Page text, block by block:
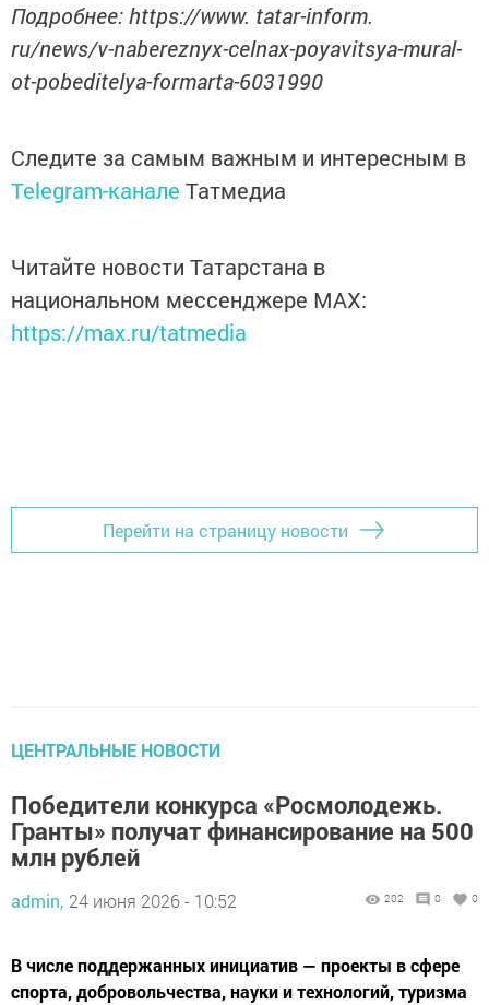
Подробнее: https://www. tatar-inform.
ru/news/v-nabereznyx-celnax-poyavitsya-mural-
ot-pobeditelya-formarta-6031990
Следите за самым важным и интересным в
Telegram-канале Татмедиа
Читайте новости Татарстана в
национальном мессенджере MАХ:
https://max.ru/tatmedia
Перейти на страницу новости
ЦЕНТРАЛЬНЫЕ НОВОСТИ
Победители конкурса «Росмолодежь.
Гранты» получат финансирование на 500
млн рублей
admin, 24 июня 2026 - 10:52 202 0 0
В числе поддержанных инициатив — проекты в сфере
спорта, добровольчества, науки и технологий, туризма